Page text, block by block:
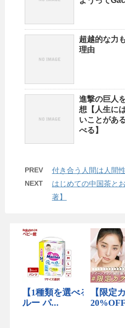
超越的な力
理由
進撃の巨人
想【人生に
いことがあ
べる】
PREV 付き合う人間は人間
NEXT
はじめての中国茶と
著】